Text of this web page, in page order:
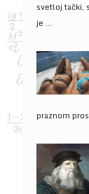
svetloj tački,
je ...
praznom